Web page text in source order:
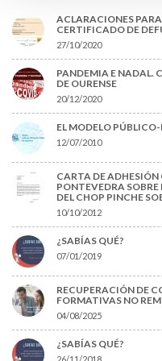
ACLARACIONES
CERTIFICADO DE
27/10/2020
PANDEMIA E NADAL.
DE OURENSE
20/12/2020
EL MODELO
12/07/2010
CARTA DE ADHESIÓN
PONTEVEDRA
DEL CHOP PINCHE
10/10/2012
¿SABÍAS QUÉ?
07/01/2019
RECUPERACIÓN DE
FORMATIVAS NO
04/08/2025
¿SABÍAS QUÉ?
26/11/2018